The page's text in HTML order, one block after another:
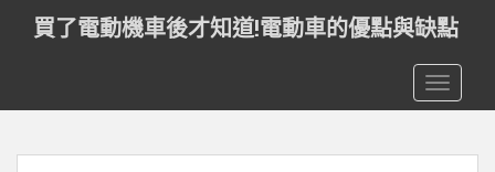
t
買了電動機車後才知道!電動車的優點與缺點